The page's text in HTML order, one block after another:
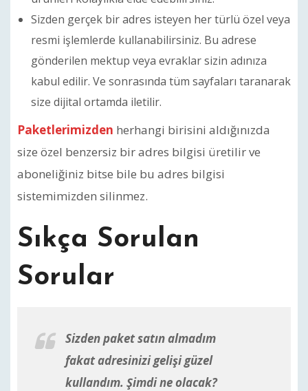
Sizden gerçek bir adres isteyen her türlü özel veya
resmi işlemlerde kullanabilirsiniz. Bu adrese
gönderilen mektup veya evraklar sizin adınıza
kabul edilir. Ve sonrasında tüm sayfaları taranarak
size dijital ortamda iletilir.
Paketlerimizden herhangi birisini aldığınızda
size özel benzersiz bir adres bilgisi üretilir ve
aboneliğiniz bitse bile bu adres bilgisi
sistemimizden silinmez.
Sıkça Sorulan
Sorular
Sizden paket satın almadım
fakat adresinizi gelişi güzel
kullandım. Şimdi ne olacak?